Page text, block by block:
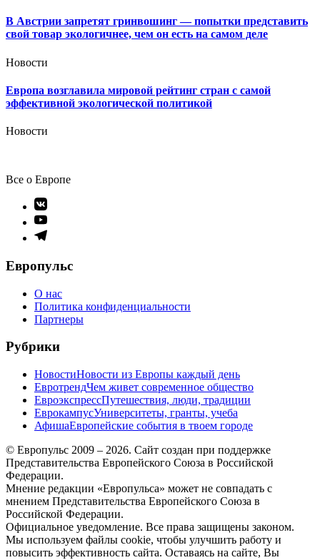
В Австрии запретят гринвошинг — попытки представить
свой товар экологичнее, чем он есть на самом деле
Новости
Европа возглавила мировой рейтинг стран с самой
эффективной экологической политикой
Новости
Все о Европе
Элемент
меню
Элемент
меню
Элемент
Европульс
О нас
Политика конфиденциальности
Партнеры
Рубрики
НовостиНовости из Европы каждый день
ЕвротрендЧем живет современное общество
ЕвроэкспрессПутешествия, люди, традиции
ЕврокампусУниверситеты, гранты, учеба
АфишаЕвропейские события в твоем городе
© Европульс 2009 – 2026. Сайт создан при поддержке
Представительства Европейского Союза в Российской
Федерации.
Мнение редакции «Европульса» может не совпадать с
мнением Представительства Европейского Союза в
Российской Федерации.
Официальное уведомление. Все права защищены законом.
Мы используем файлы cookie, чтобы улучшить работу и
повысить эффективность сайта. Оставаясь на сайте, Вы